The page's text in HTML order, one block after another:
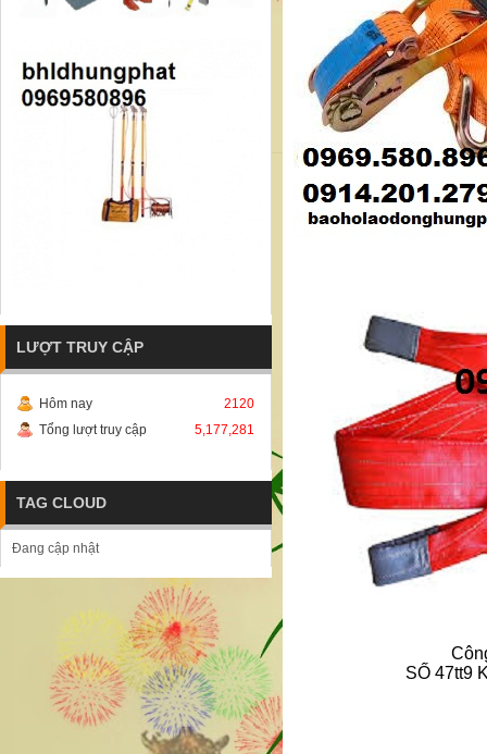
SỐ 47tt9
LƯỢT TRUY CẬP
Hôm nay
2120
Tổng lượt truy cập
5,177,281
TAG CLOUD
Đang cập nhật